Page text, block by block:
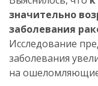
значительно
заболевания
Исследование
заболевания
на